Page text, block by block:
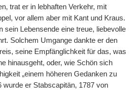
trat er in lebhaften Verkehr, mit
vor allem aber mit Kant und Kraus.
sein Lebensende eine treue, liebevolle
Solchem Umgange dankte er den
seine Empfänglichkeit für das, was
hinausgeht, oder, wie Schön sich
„einem höheren Gedanken zu
wurde er Stabscapitän, 1787 von